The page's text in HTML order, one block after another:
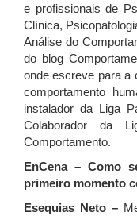
e profissionais de
Clínica,
Análise do
do blog
onde escreve para a
comportamento
instalador da Liga
Colaborador da
Comportamento.
EnCena – Como
primeiro momento
Esequias Neto –